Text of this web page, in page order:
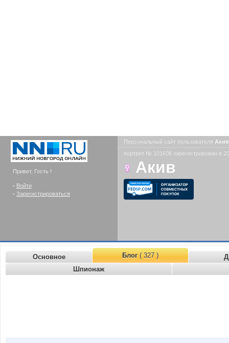
Привет, Гость !
- Войти
- Зарегистрироваться
Персональный сайт пользователя
портрет № 101608 зарегистрирован в
Акив
Основное Блог( 327 )
Шпионаж